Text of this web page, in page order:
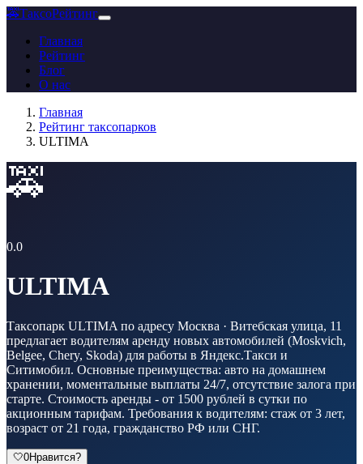
🚕ТаксоРейтинг
Главная
Рейтинг
Блог
О нас
Главная
Рейтинг таксопарков
ULTIMA
🚕
0.0
ULTIMA
Таксопарк ULTIMA по адресу Москва · Витебская улица, 11
предлагает водителям аренду новых автомобилей (Moskvich,
Belgee, Chery, Skoda) для работы в Яндекс.Такси и
Ситимобил. Основные преимущества: авто на домашнем
хранении, моментальные выплаты 24/7, отсутствие залога при
старте. Стоимость аренды - от 1500 рублей в сутки по
акционным тарифам. Требования к водителям: стаж от 3 лет,
возраст от 21 года, гражданство РФ или СНГ.
🤍0Нравится?